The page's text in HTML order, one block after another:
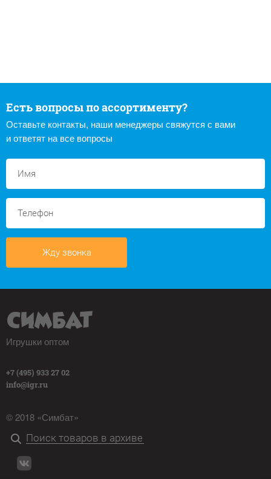
Есть вопросы по ассортименту?
Оставьте контакты, наши менеджеры свяжутся с вами
и ответят на все вопросы
Жду звонка
Игрушки оптом
+7 (495) 933 27 02
info@igr.ru
© 2018 «Симбат»